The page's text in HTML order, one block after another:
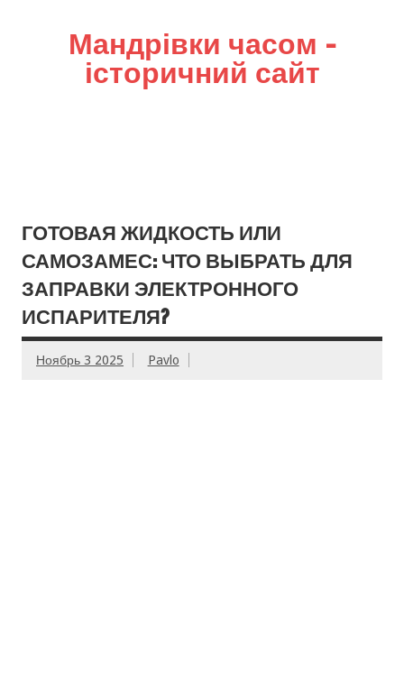
Мандрівки часом –
історичний сайт
ГОТОВАЯ ЖИДКОСТЬ ИЛИ
САМОЗАМЕС: ЧТО ВЫБРАТЬ ДЛЯ
ЗАПРАВКИ ЭЛЕКТРОННОГО
ИСПАРИТЕЛЯ?
Ноябрь 3 2025 Pavlo